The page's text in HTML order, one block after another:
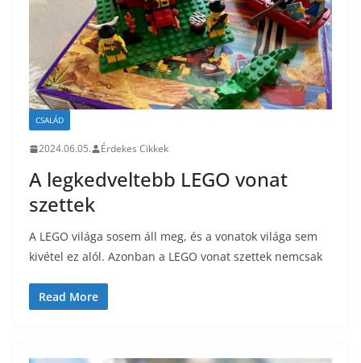
CSALÁD
2024.06.05. Érdekes Cikkek
A legkedveltebb LEGO vonat
szettek
A LEGO világa sosem áll meg, és a vonatok világa sem
kivétel ez alól. Azonban a LEGO vonat szettek nemcsak
Read More